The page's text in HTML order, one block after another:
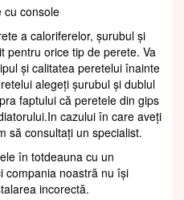
cu console
a caloriferelor, șurubul și
pentru orice tip de perete. Va
și calitatea peretelui înainte
alegeți șurubul și dublul
faptului că peretele din gips
cazului în care aveți
să consultați un specialist.
în totdeauna cu un
compania noastră nu își
incorectă.